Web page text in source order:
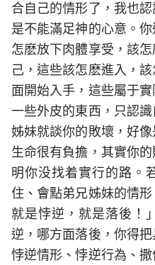
合自己的情形了，我也
是不能滿足神的心意。
怎麽放下肉體享受，該
己，這些該怎麽進入，
面開始入手，這些屬于
一些外皮的東西，只認
姊妹就談你的敗壞，好
生命很有負擔，其實你
明你没找着實行的路。
住、會點弟兄姊妹的情
就是悖逆，就是落後！
逆，哪方面落後，你得
悖逆情形、悖逆行為、